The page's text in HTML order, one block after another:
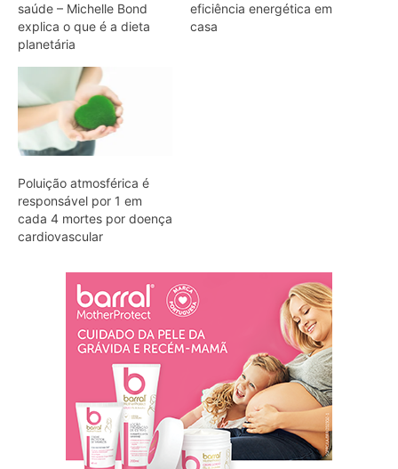
saúde – Michelle Bond
explica o que é a dieta
planetária
eficiência energética em
casa
Poluição atmosférica é
responsável por 1 em
cada 4 mortes por doença
cardiovascular